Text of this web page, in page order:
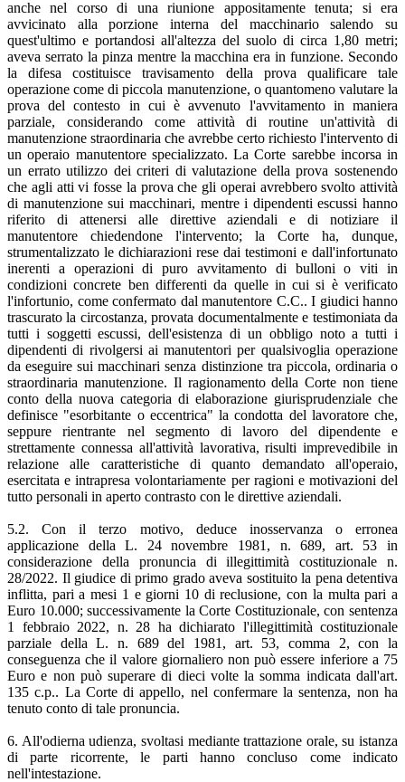
anche nel corso di una riunione appositamente tenuta; si era
avvicinato alla porzione interna del macchinario salendo su
quest'ultimo e portandosi all'altezza del suolo di circa 1,80 metri;
aveva serrato la pinza mentre la macchina era in funzione. Secondo
la difesa costituisce travisamento della prova qualificare tale
operazione come di piccola manutenzione, o quantomeno valutare la
prova del contesto in cui è avvenuto l'avvitamento in maniera
parziale, considerando come attività di routine un'attività di
manutenzione straordinaria che avrebbe certo richiesto l'intervento di
un operaio manutentore specializzato. La Corte sarebbe incorsa in
un errato utilizzo dei criteri di valutazione della prova sostenendo
che agli atti vi fosse la prova che gli operai avrebbero svolto attività
di manutenzione sui macchinari, mentre i dipendenti escussi hanno
riferito di attenersi alle direttive aziendali e di notiziare il
manutentore chiedendone l'intervento; la Corte ha, dunque,
strumentalizzato le dichiarazioni rese dai testimoni e dall'infortunato
inerenti a operazioni di puro avvitamento di bulloni o viti in
condizioni concrete ben differenti da quelle in cui si è verificato
l'infortunio, come confermato dal manutentore C.C.. I giudici hanno
trascurato la circostanza, provata documentalmente e testimoniata da
tutti i soggetti escussi, dell'esistenza di un obbligo noto a tutti i
dipendenti di rivolgersi ai manutentori per qualsivoglia operazione
da eseguire sui macchinari senza distinzione tra piccola, ordinaria o
straordinaria manutenzione. Il ragionamento della Corte non tiene
conto della nuova categoria di elaborazione giurisprudenziale che
definisce "esorbitante o eccentrica" la condotta del lavoratore che,
seppure rientrante nel segmento di lavoro del dipendente e
strettamente connessa all'attività lavorativa, risulti imprevedibile in
relazione alle caratteristiche di quanto demandato all'operaio,
esercitata e intrapresa volontariamente per ragioni e motivazioni del
tutto personali in aperto contrasto con le direttive aziendali.
5.2. Con il terzo motivo, deduce inosservanza o erronea
applicazione della L. 24 novembre 1981, n. 689, art. 53 in
considerazione della pronuncia di illegittimità costituzionale n.
28/2022. Il giudice di primo grado aveva sostituito la pena detentiva
inflitta, pari a mesi 1 e giorni 10 di reclusione, con la multa pari a
Euro 10.000; successivamente la Corte Costituzionale, con sentenza
1 febbraio 2022, n. 28 ha dichiarato l'illegittimità costituzionale
parziale della L. n. 689 del 1981, art. 53, comma 2, con la
conseguenza che il valore giornaliero non può essere inferiore a 75
Euro e non può superare di dieci volte la somma indicata dall'art.
135 c.p.. La Corte di appello, nel confermare la sentenza, non ha
tenuto conto di tale pronuncia.
6. All'odierna udienza, svoltasi mediante trattazione orale, su istanza
di parte ricorrente, le parti hanno concluso come indicato
nell'intestazione.